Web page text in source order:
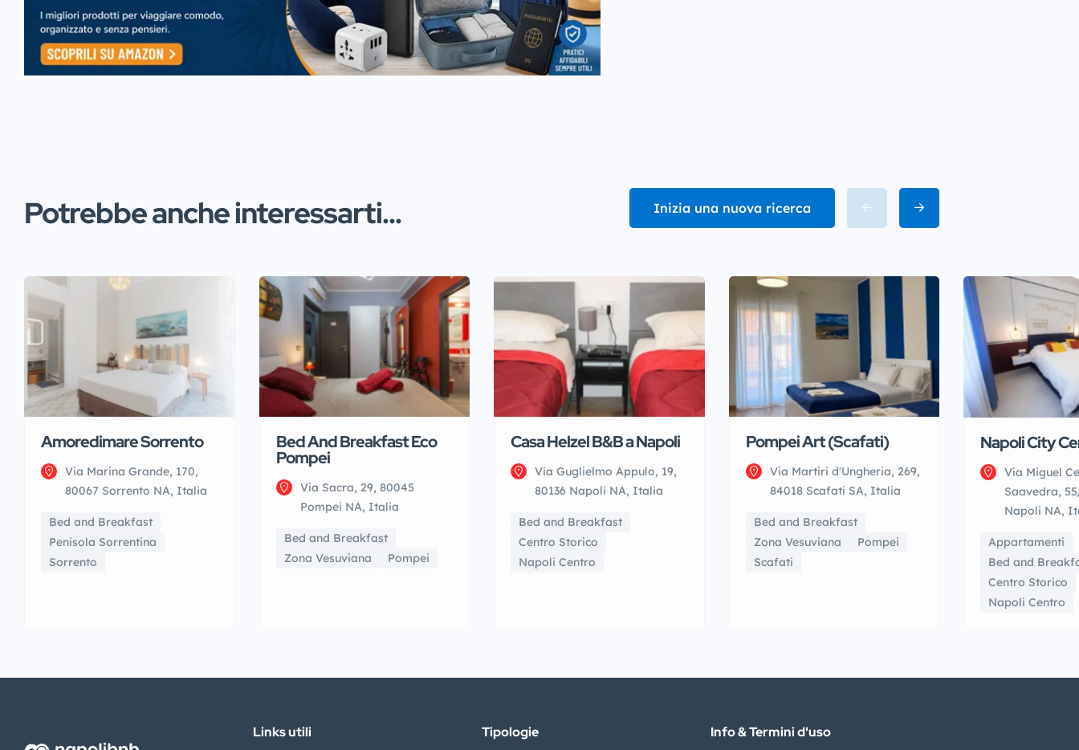
Potrebbe anche interessarti... Inizia una nuova ricerca
Amoredimare Sorrento
Via Marina Grande, 170,
80067 Sorrento NA, Italia
Bed and Breakfast
Penisola Sorrentina
Sorrento
Bed And Breakfast Eco
Pompei
Via Sacra, 29, 80045
Pompei NA, Italia
Bed and Breakfast
Zona Vesuviana
Pompei
Casa Helzel B&B a Napoli
Via Guglielmo Appulo, 19,
80136 Napoli NA, Italia
Bed and Breakfast
Centro Storico
Napoli Centro
Pompei Art (Scafati)
Via Martiri d'Ungheria, 269,
84018 Scafati SA, Italia
Bed and Breakfast
Zona Vesuviana
Pompei
Scafati
Napoli City
Via Miguel
Saavedra,
Napoli NA,
Appartamenti
Bed and
Centro Storico
Napoli Centro
Links utili Tipologie Info & Termini d'uso